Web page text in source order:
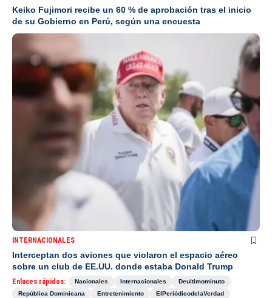
Keiko Fujimori recibe un 60 % de aprobación tras el inicio
de su Gobierno en Perú, según una encuesta
INTERNACIONALES
Interceptan dos aviones que violaron el espacio aéreo
sobre un club de EE.UU. donde estaba Donald Trump
Enlaces rápidos: Nacionales Internacionales
Deultimominuto
República Dominicana
Entretenimiento
ElPeriódicodelaVerdad